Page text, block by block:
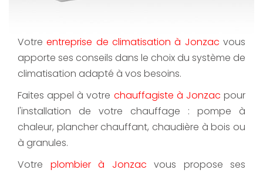
Votreentreprise de climatisation à Jonzac vous
apporte ses conseils dans le choix du système de
climatisation adapté à vos besoins.
Faites appel à votre chauffagiste à Jonzac pour
l'installation de votre chauffage : pompe à
chaleur, plancher chauffant, chaudière à bois ou
à granules.
Votre plombier à Jonzac vous propose ses